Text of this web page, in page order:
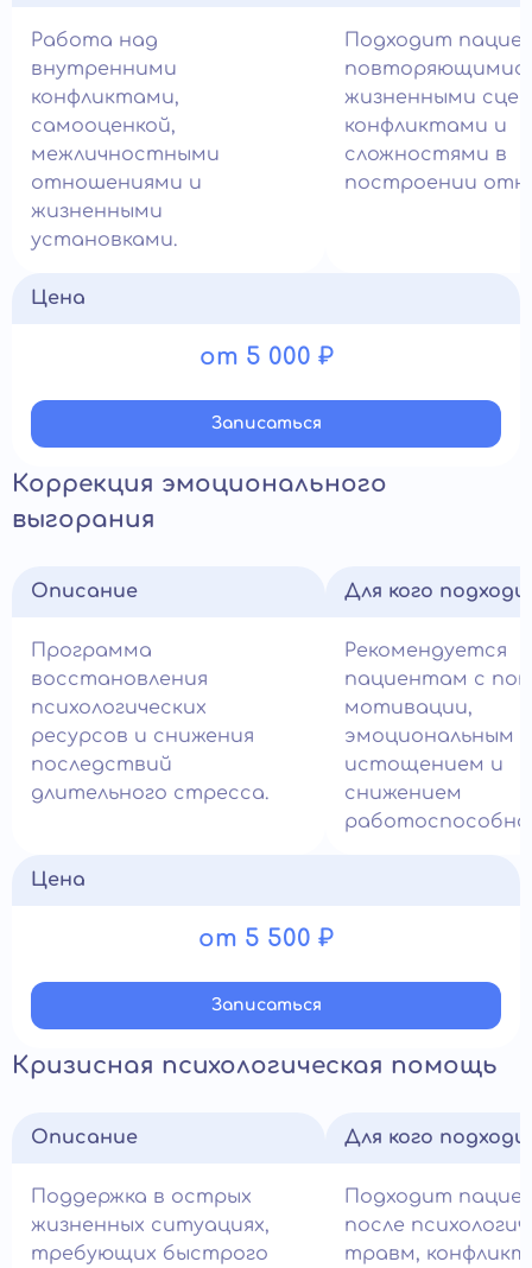
Работа над
внутренними
конфликтами,
самооценкой,
межличностными
отношениями и
жизненными
установками.
Подходит
жизненными
конфликтами и
сложностями в
построении
Цена
от 5 000 ₽
Записатьcя
Коррекция эмоционального
выгорания
Описание
Программа
восстановления
психологических
ресурсов и снижения
последствий
длительного стресса.
Для кого
Рекомендуется
пациентам с
мотивации,
эмоциональным
истощением и
снижением
Цена
от 5 500 ₽
Записатьcя
Кризисная психологическая помощь
Описание
Поддержка в острых
жизненных ситуациях,
требующих быстрого
Для кого
Подходит
после
травм,